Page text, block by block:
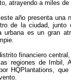
atrayendo a miles
año presenta una
de la ciudad,
urbana es un gran
financiero
regiones de Imbil,
HQPlantations,